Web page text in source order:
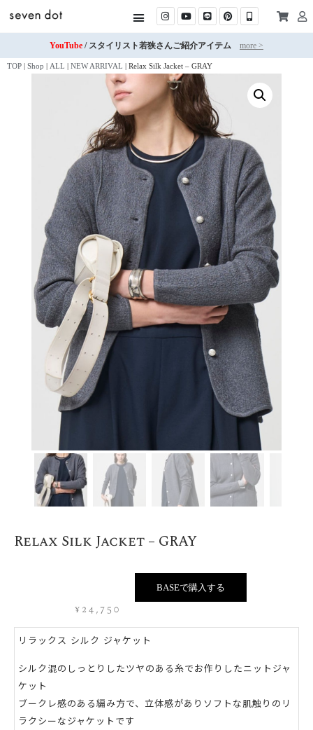
YouTube / スタイリスト若狭さんご紹介アイテム more >
TOP Shop ALL NEW ARRIVAL Relax Silk Jacket – GRAY
Relax Silk Jacket – GRAY
¥24,750
BASEで購入する
リラックス シルク ジャケット
シルク混のしっとりしたツヤのある糸でお作りしたニットジャ
ケット
ブークレ感のある編み方で、立体感がありソフトな肌触りのリ
ラクシーなジャケットです